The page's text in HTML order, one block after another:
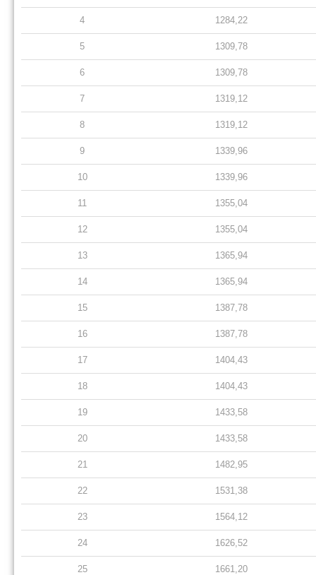
4 1284,22
5 1309,78
6 1309,78
7 1319,12
8 1319,12
9 1339,96
10 1339,96
11 1355,04
12 1355,04
13 1365,94
14 1365,94
15 1387,78
16 1387,78
17 1404,43
18 1404,43
19 1433,58
20 1433,58
21 1482,95
22 1531,38
23 1564,12
24 1626,52
25 1661,20